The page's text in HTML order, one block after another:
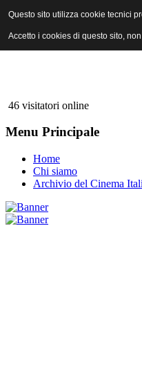
ANICA | Associazione
46 visitatori online
Menu Principale
Home
Chi siamo
Archivio del Cinema
Questo sito utilizza cookie tecnici
Accetto i cookies di questo sito,
Questo sito utilizza cookie tecnici
Accetto i cookies di questo sito,